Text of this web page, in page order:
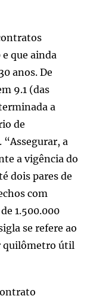
que ainda
anos. De
9.1 (das
a
de
“Assegurar, a
a vigência do
dois pares de
com
1.500.000
se refere ao
quilômetro útil